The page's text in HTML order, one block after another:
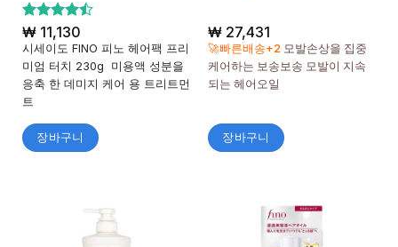
5 중에서
4.44로
평가됨
₩11,130
시세이도 FINO 피노 헤어팩 프리
미엄 터치 230g 미용액 성분을
응축 한 데미지 케어 용 트리트먼
트
장바구니
₩27,431
🚀빠른배송+2모발손상을 집중
케어하는 보송보송 모발이 지속
되는 헤어오일
장바구니